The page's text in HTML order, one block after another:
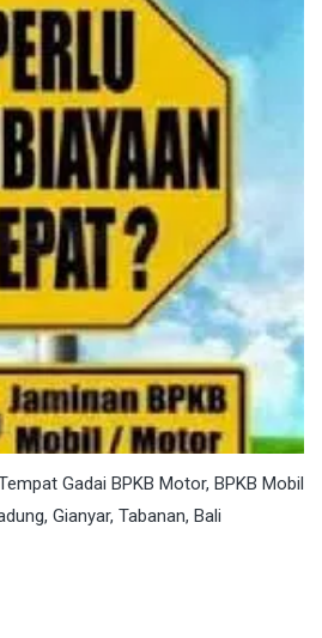
Gadai BPKB Motor, BPKB Mobil
Gianyar, Tabanan, Bali